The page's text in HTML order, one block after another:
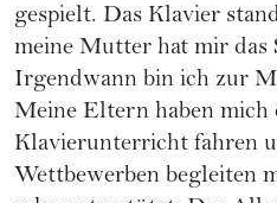
gespielt. Das Klavier
meine Mutter hat mir das
Irgendwann bin ich zur
Meine Eltern haben mich
Klavierunterricht fahren
Wettbewerben begleiten